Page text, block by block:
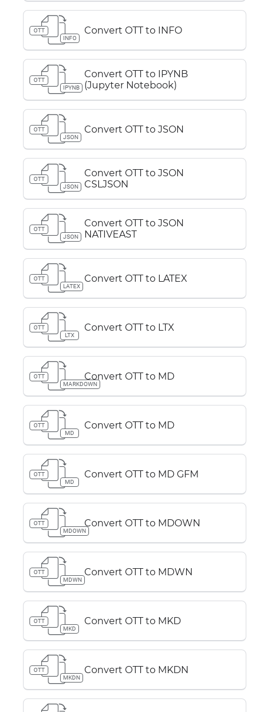
OTT
INFO
Convert OTT to INFO
OTT
IPYNB
Convert OTT to IPYNB
(Jupyter Notebook)
OTT
JSON
Convert OTT to JSON
OTT
JSON
Convert OTT to JSON
CSLJSON
OTT
JSON
Convert OTT to JSON
NATIVEAST
OTT
LATEX
Convert OTT to LATEX
OTT
LTX
Convert OTT to LTX
OTT
MARKDOWN
Convert OTT to MD
OTT
MD
Convert OTT to MD
OTT
MD
Convert OTT to MD GFM
OTT
MDOWN
Convert OTT to MDOWN
OTT
MDWN
Convert OTT to MDWN
OTT
MKD
Convert OTT to MKD
OTT
MKDN
Convert OTT to MKDN